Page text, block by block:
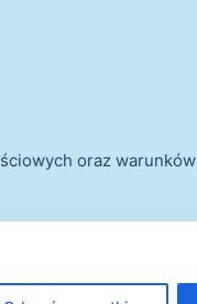
oraz warunków